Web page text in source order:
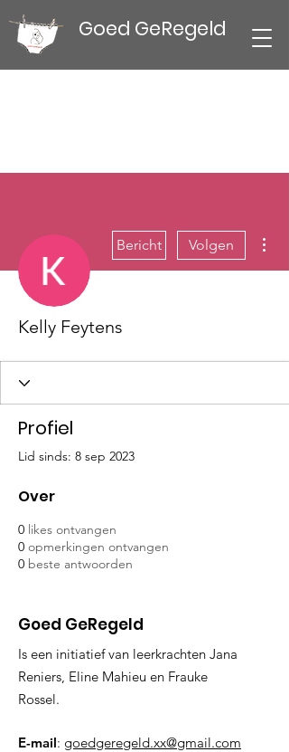
Goed GeRegeld
Bericht Volgen
Kelly Feytens
Profiel
Lid sinds: 8 sep 2023
Over
0 likes ontvangen
0 opmerkingen ontvangen
0 beste antwoorden
Goed GeRegeld
Is een initiatief van leerkrachten Jana
Reniers, Eline Mahieu en Frauke
Rossel.
E-mail: goedgeregeld.xx@gmail.com